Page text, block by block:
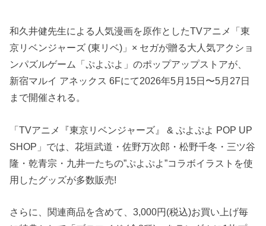
和久井健先生による人気漫画を原作としたTVアニメ「東
京リベンジャーズ (東リベ)」× セガが贈る大人気アクショ
ンパズルゲーム「ぷよぷよ」のポップアップストアが、
新宿マルイ アネックス 6Fにて2026年5月15日〜5月27日
まで開催される。
「TVアニメ『東京リベンジャーズ』 & ぷよぷよ POP UP
SHOP」では、花垣武道・佐野万次郎・松野千冬・三ツ谷
隆・乾青宗・九井一たちの”ぷよぷよ”コラボイラストを使
用したグッズが多数販売!
さらに、関連商品を含めて、3,000円(税込)お買い上げ毎